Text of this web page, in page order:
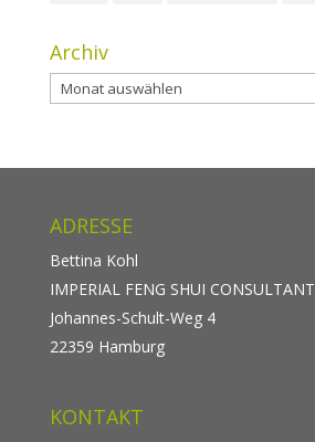
Archiv
Archiv
ADRESSE
Bettina Kohl
IMPERIAL FENG SHUI CONSULTANT
Johannes-Schult-Weg 4
22359 Hamburg
KONTAKT